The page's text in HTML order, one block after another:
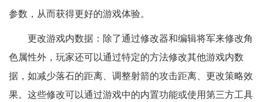
参数，从而获得更好的游戏体验。
更改游戏内数据：除了通过修改器和编辑将军来修改角
色属性外，玩家还可以通过特定的方法修改其他游戏内数
据，如减少落石的距离、调整射箭的攻击距离、更改策略效
果。这些修改可以通过游戏中的内置功能或使用第三方工具